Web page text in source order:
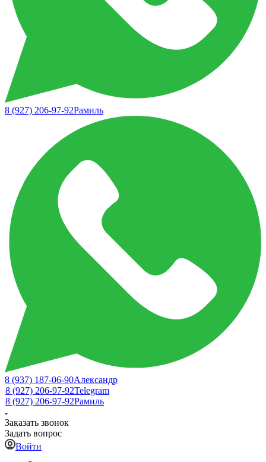
8 (927) 206-97-92Рамиль
8 (937) 187-06-90Александр
8 (927) 206-97-92Telegram
8 (927) 206-97-92Рамиль
Заказать звонок
Задать вопрос
Войти